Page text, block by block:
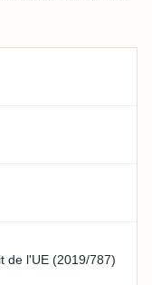
de l'UE (2019/787)